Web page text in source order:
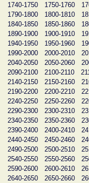
1740-1750
1750-1760
1790-1800
1800-1810
1840-1850
1850-1860
1890-1900
1900-1910
1940-1950
1950-1960
1990-2000
2000-2010
2040-2050
2050-2060
2090-2100
2100-2110
2140-2150
2150-2160
2190-2200
2200-2210
2240-2250
2250-2260
2290-2300
2300-2310
2340-2350
2350-2360
2390-2400
2400-2410
2440-2450
2450-2460
2490-2500
2500-2510
2540-2550
2550-2560
2590-2600
2600-2610
2640-2650
2650-2660